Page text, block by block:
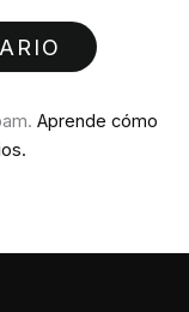
Aprende cómo